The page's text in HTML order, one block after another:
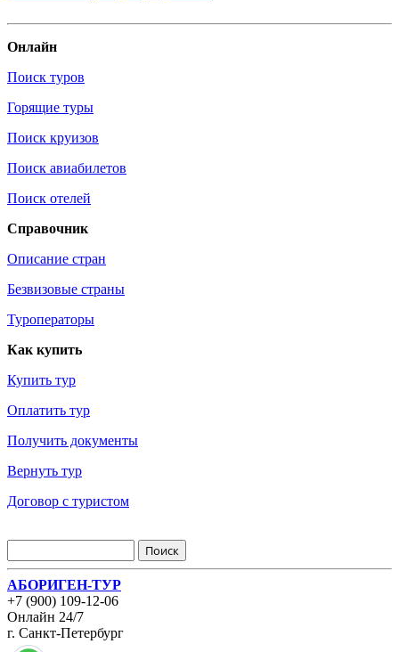
Онлайн
Поиск туров
Горящие туры
Поиск круизов
Поиск авиабилетов
Поиск отелей
Справочник
Описание стран
Безвизовые страны
Туроператоры
Как купить
Купить тур
Оплатить тур
Получить документы
Вернуть тур
Договор с туристом
АБОРИГЕН-ТУР
+7 (900) 109-12-06
Онлайн 24/7
г. Санкт-Петербург